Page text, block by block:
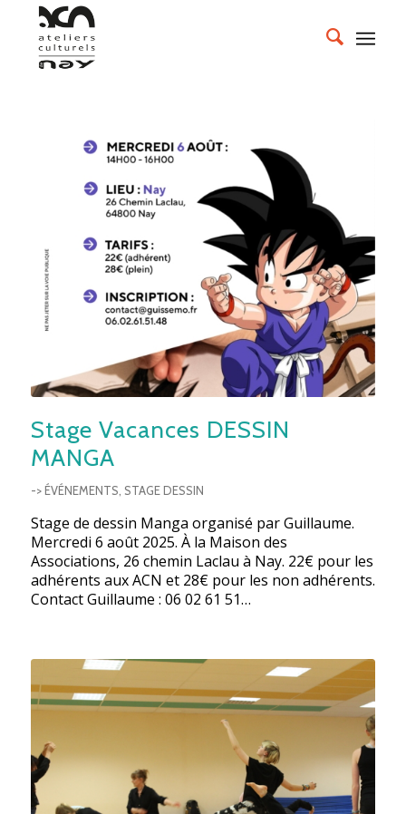
Stage Vacances DESSIN
MANGA
-> ÉVÉNEMENTS STAGE DESSIN
Stage de dessin Manga organisé par Guillaume.
Mercredi 6 août 2025. À la Maison des
Associations, 26 chemin Laclau à Nay. 22€ pour les
adhérents aux ACN et 28€ pour les non adhérents.
Contact Guillaume : 06 02 61 51…